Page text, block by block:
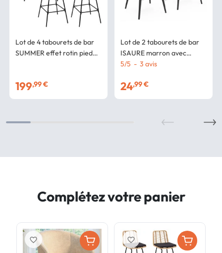
Lot de 4 tabourets de bar
SUMMER effet rotin pied
199,99 €
Lot de 2 tabourets de bar
ISAURE marron avec
coutures et pieds en métal
5/5 - 3 avis
24,99 €
Complétez votre panier
favorite_border favorite_border